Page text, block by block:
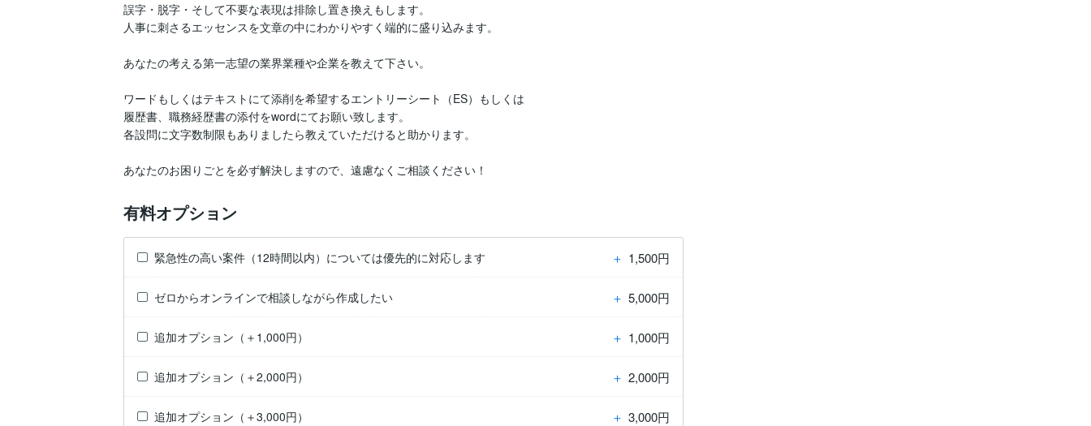
誤字・脱字・そして不要な表現は排除し置き換えもします。
人事に刺さるエッセンスを文章の中にわかりやすく端的に盛り込みます。
あなたの考える第一志望の業界業種や企業を教えて下さい。
ワードもしくはテキストにて添削を希望するエントリーシート（ES）もしくは
履歴書、職務経歴書の添付をwordにてお願い致します。
各設問に文字数制限もありましたら教えていただけると助かります。
あなたのお困りごとを必ず解決しますので、遠慮なくご相談ください！
有料オプション
緊急性の高い案件（12時間以内）については優先的に対応します ＋ 1,500円
ゼロからオンラインで相談しながら作成したい ＋ 5,000円
追加オプション（＋1,000円） ＋ 1,000円
追加オプション（＋2,000円） ＋ 2,000円
追加オプション（＋3,000円） ＋ 3,000円